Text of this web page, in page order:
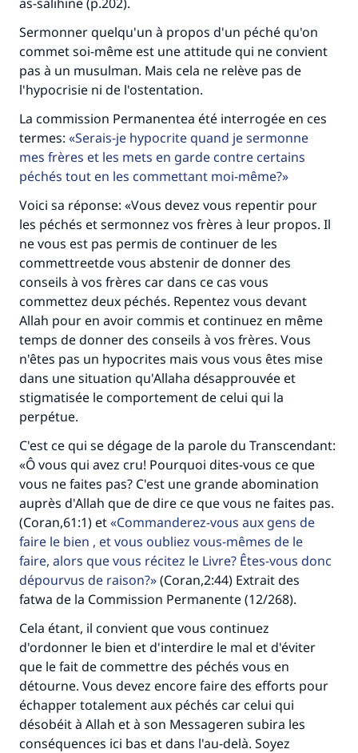
Sermonner quelqu'un à propos d'un péché qu'on
commet soi-même est une attitude qui ne convient
pas à un musulman. Mais cela ne relève pas de
l'hypocrisie ni de l'ostentation.
La commission Permanentea été interrogée en ces
termes: Serais-je hypocrite quand je sermonne
mes frères et les mets en garde contre certains
péchés tout en les commettant moi-même?
Voici sa réponse: «Vous devez vous repentir pour
les péchés et sermonnez vos frères à leur propos. Il
ne vous est pas permis de continuer de les
commettreetde vous abstenir de donner des
conseils à vos frères car dans ce cas vous
commettez deux péchés. Repentez vous devant
Allah pour en avoir commis et continuez en même
temps de donner des conseils à vos frères. Vous
n'êtes pas un hypocrites mais vous vous êtes mise
dans une situation qu'Allaha désapprouvée et
stigmatisée le comportement de celui qui la
perpétue.
C'est ce qui se dégage de la parole du Transcendant:
«Ô vous qui avez cru! Pourquoi dites-vous ce que
vous ne faites pas? C'est une grande abomination
auprès d'Allah que de dire ce que vous ne faites pas.
(Coran,61:1) et Commanderez-vous aux gens de
faire le bien , et vous oubliez vous-mêmes de le
faire, alors que vous récitez le Livre? Êtes-vous donc
dépourvus de raison? (Coran,2:44) Extrait des
fatwa de la Commission Permanente (12/268).
Cela étant, il convient que vous continuez
d'ordonner le bien et d'interdire le mal et d'éviter
que le fait de commettre des péchés vous en
détourne. Vous devez encore faire des efforts pour
échapper totalement aux péchés car celui qui
désobéit à Allah et à son Messageren subira les
conséquences ici bas et dans l'au-delà. Soyez
Faites une différence dans la vie de
millions de personnes grâce à votre
contribution
Aidez nous à apporter des réponses.
Le Messager d'Allah (Paix sur lui) a dit:
"Celui qui indique une bonne action obtient la
même récompense que celui qui le fait."
(MOUSLIM 1893)
Soutenez IslamQA